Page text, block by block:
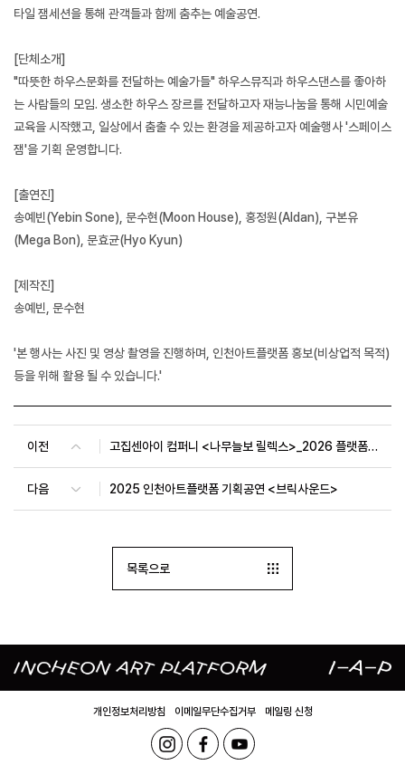
타일 잼세션을 통해 관객들과 함께 춤추는 예술공연.
[단체소개]
"따뜻한 하우스문화를 전달하는 예술가들" 하우스뮤직과 하우스댄스를 좋아하
는 사람들의 모임. 생소한 하우스 장르를 전달하고자 재능나눔을 통해 시민예술
교육을 시작했고, 일상에서 춤출 수 있는 환경을 제공하고자 예술행사 '스페이스
잼'을 기획 운영합니다.
[출연진]
송예빈(Yebin Sone), 문수현(Moon House), 홍정원(Aldan), 구본유
(Mega Bon), 문효균(Hyo Kyun)
[제작진]
송예빈, 문수현
'본 행사는 사진 및 영상 촬영을 진행하며, 인천아트플랫폼 홍보(비상업적 목적)
등을 위해 활용 될 수 있습니다.'
이전 고집센아이 컴퍼니 <나무늘보 릴렉스>_2026 플랫폼 초이스 선정작
다음 2025 인천아트플랫폼 기획공연 <브릭사운드>
목록으로
개인정보처리방침 이메일무단수집거부 메일링 신청